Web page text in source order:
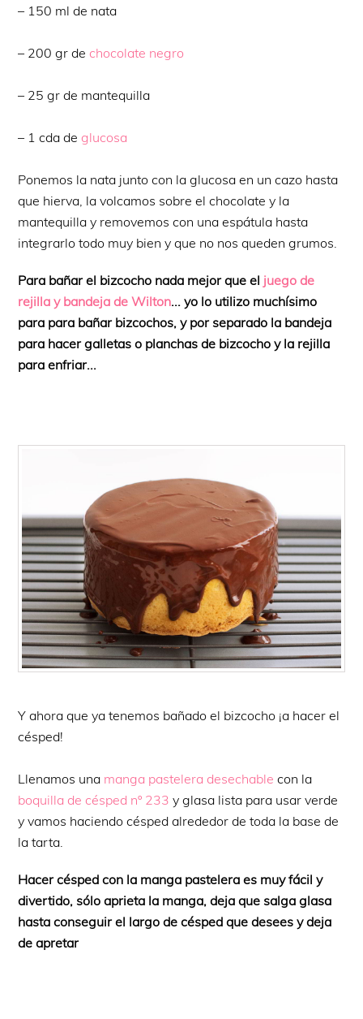
– 150 ml de nata
– 200 gr de chocolate negro
– 25 gr de mantequilla
– 1 cda de glucosa
Ponemos la nata junto con la glucosa en un cazo hasta
que hierva, la volcamos sobre el chocolate y la
mantequilla y removemos con una espátula hasta
integrarlo todo muy bien y que no nos queden grumos.
Para bañar el bizcocho nada mejor que el juego de
rejilla y bandeja de Wilton... yo lo utilizo muchísimo
para para bañar bizcochos, y por separado la bandeja
para hacer galletas o planchas de bizcocho y la rejilla
para enfriar...
Y ahora que ya tenemos bañado el bizcocho ¡a hacer el
césped!
Llenamos una manga pastelera desechable con la
boquilla de césped nº 233 y glasa lista para usar verde
y vamos haciendo césped alrededor de toda la base de
la tarta.
Hacer césped con la manga pastelera es muy fácil y
divertido, sólo aprieta la manga, deja que salga glasa
hasta conseguir el largo de césped que desees y deja
de apretar